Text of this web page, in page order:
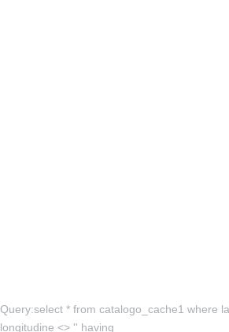
Query:select * from catalogo_cache1 where
longitudine <> '' having